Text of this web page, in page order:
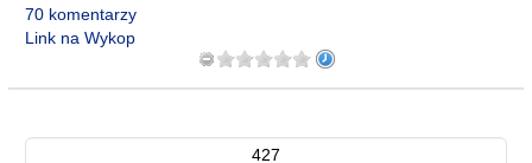
70 komentarzy
Link na Wykop
427